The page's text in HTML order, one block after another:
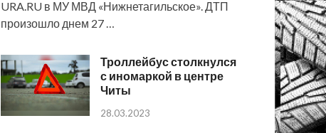
URA.RU в МУ МВД «Нижнетагильское». ДТП
произошло днем 27 …
Троллейбус столкнулся
с иномаркой в центре
Читы
28.03.2023